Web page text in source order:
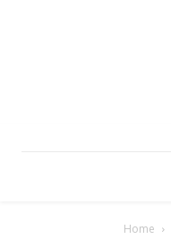
Home